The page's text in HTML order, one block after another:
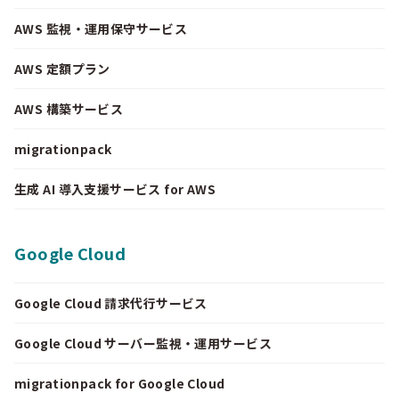
AWS 監視・運用保守サービス
AWS 定額プラン
AWS 構築サービス
migrationpack
生成 AI 導入支援サービス for AWS
Google Cloud
Google Cloud 請求代行サービス
Google Cloud サーバー監視・運用サービス
migrationpack for Google Cloud